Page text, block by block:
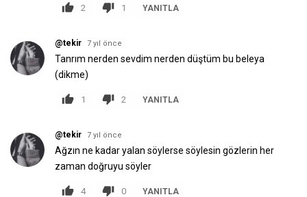
2 1 YANITLA
@tekir 7 yıl önce
Tanrım nerden sevdim nerden düştüm bu beleya
(dikme)
1 2 YANITLA
@tekir 7 yıl önce
Ağzın ne kadar yalan söylerse söylesin gözlerin her
zaman doğruyu söyler
4 0 YANITLA